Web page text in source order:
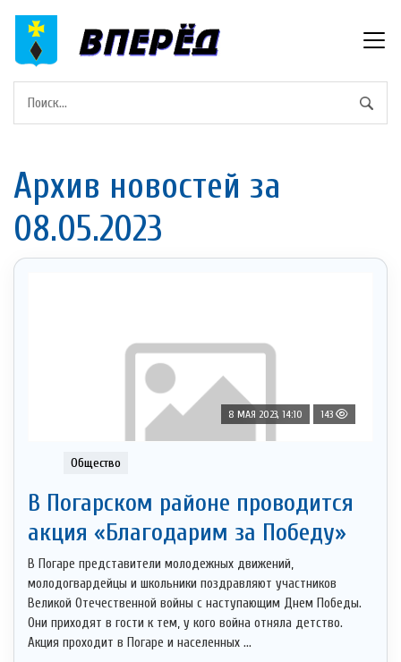
Архив новостей за
08.05.2023
8 МАЯ 2023, 14:10 143
Общество
В Погарском районе проводится
акция «Благодарим за Победу»
В Погаре представители молодежных движений,
молодогвардейцы и школьники поздравляют участников
Великой Отечественной войны с наступающим Днем Победы.
Они приходят в гости к тем, у кого война отняла детство.
Акция проходит в Погаре и населенных ...